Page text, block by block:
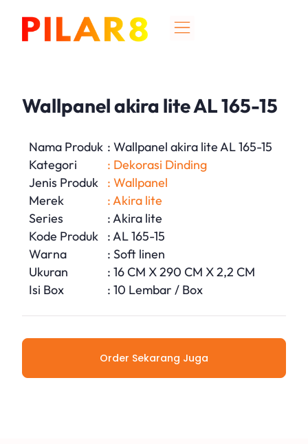
Wallpanel akira lite AL 165-15
Nama Produk : Wallpanel akira lite AL 165-15
Kategori
: Dekorasi Dinding
Jenis Produk
: Wallpanel
Merek
: Akira lite
Series
: Akira lite
Kode Produk
: AL 165-15
Warna
: Soft linen
Ukuran
: 16 CM X 290 CM X 2,2 CM
Isi Box
: 10 Lembar / Box
Order Sekarang Juga